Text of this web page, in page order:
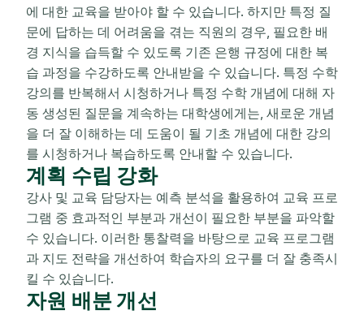
에 대한 교육을 받아야 할 수 있습니다. 하지만 특정 질
문에 답하는 데 어려움을 겪는 직원의 경우, 필요한 배
경 지식을 습득할 수 있도록 기존 은행 규정에 대한 복
습 과정을 수강하도록 안내받을 수 있습니다. 특정 수학
강의를 반복해서 시청하거나 특정 수학 개념에 대해 자
동 생성된 질문을 계속하는 대학생에게는, 새로운 개념
을 더 잘 이해하는 데 도움이 될 기초 개념에 대한 강의
를 시청하거나 복습하도록 안내할 수 있습니다.
계획 수립 강화
강사 및 교육 담당자는 예측 분석을 활용하여 교육 프로
그램 중 효과적인 부분과 개선이 필요한 부분을 파악할
수 있습니다. 이러한 통찰력을 바탕으로 교육 프로그램
과 지도 전략을 개선하여 학습자의 요구를 더 잘 충족시
킬 수 있습니다.
자원 배분 개선